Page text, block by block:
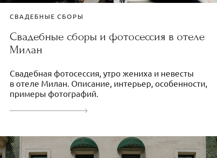
СВАДЕБНЫЕ СБОРЫ
Свадебные сборы и фотосессия в отеле
Милан
Свадебная фотосессия, утро жениха и невесты
в отеле Милан. Описание, интерьер, особенности,
примеры фотографий.